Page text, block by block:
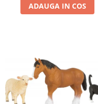
ADAUGA IN COS